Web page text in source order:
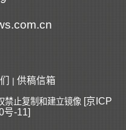
| 供稿信箱
禁止复制和建立镜像 [京ICP
号-11]